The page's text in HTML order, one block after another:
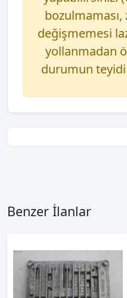
değişmemesi
yollanmadan
durumun teyidi
Benzer İlanlar